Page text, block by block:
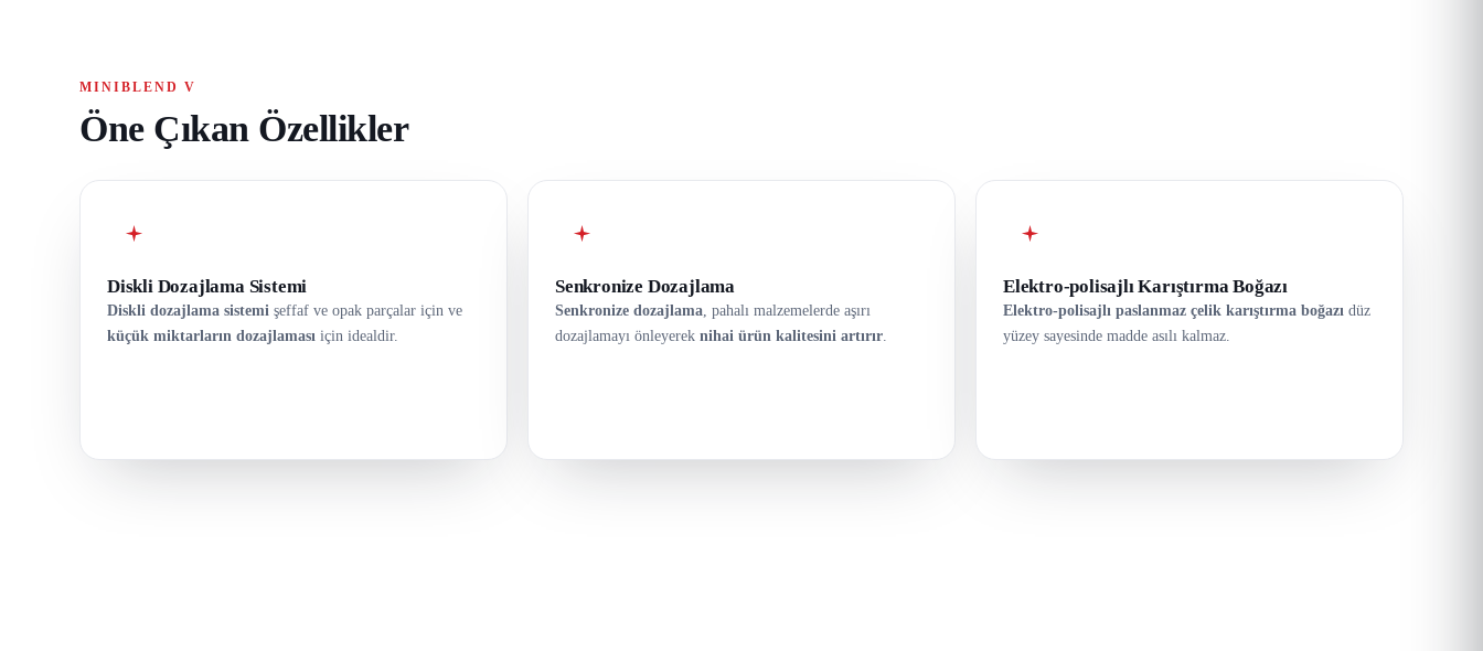
MINIBLEND V
Öne Çıkan Özellikler
Diskli Dozajlama Sistemi
Diskli dozajlama sistemi şeffaf ve opak parçalar için ve
küçük miktarların dozajlaması için idealdir.
Senkronize Dozajlama
Senkronize dozajlama , pahalı malzemelerde aşırı
dozajlamayı önleyerek nihai ürün kalitesini artırır
Elektro-polisajlı Karıştırma Boğazı
Elektro-polisajlı paslanmaz çelik karıştırma boğazı düz
yüzey sayesinde madde asılı kalmaz.